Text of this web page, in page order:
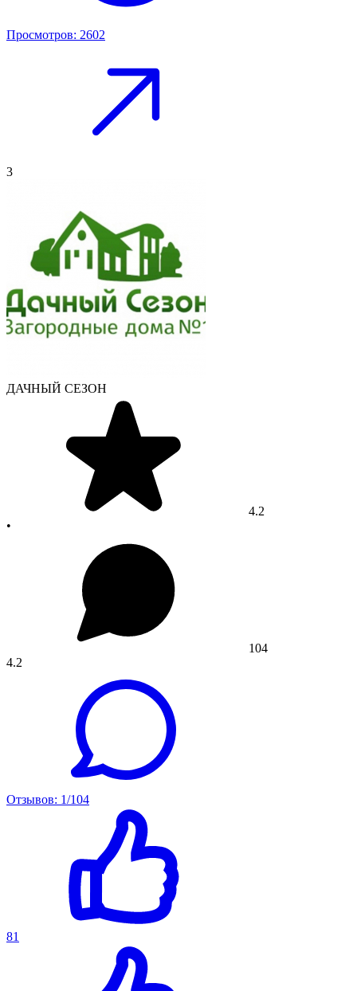
Просмотров: 2602
3
ДАЧНЫЙ СЕЗОН
4.2
•
104
4.2
Отзывов: 1/104
81